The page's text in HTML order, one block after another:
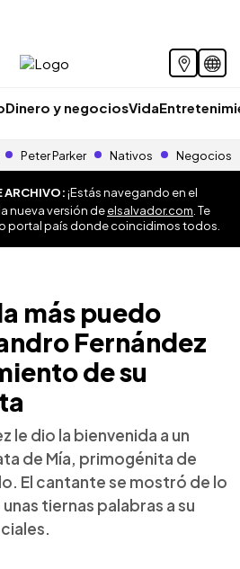
Dinero y negociosVida
Peter Parker Nativos Negocios
ARCHIVO:¡Estás navegando en el
nueva versión deelsalvador.com . Te
portal país donde coincidimos todos.
más puedo
Fernández
de su
le dio la bienvenida a un
de Mía, primogénita de
El cantante se mostró de lo
tiernas palabras a su